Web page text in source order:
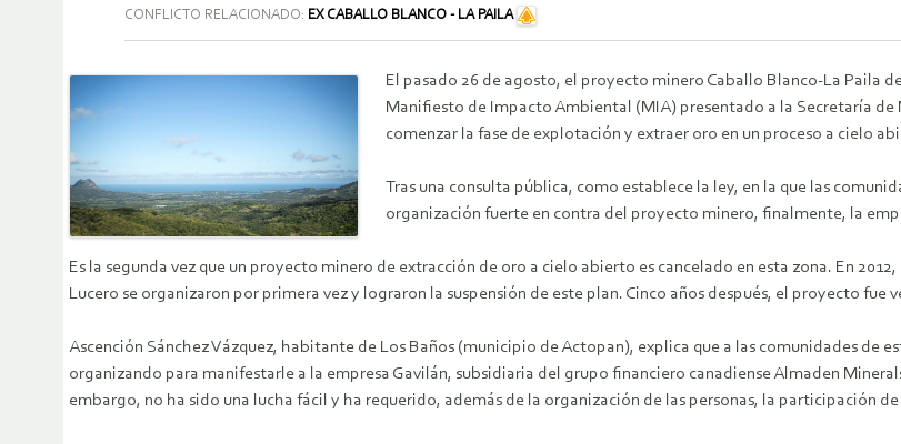
CONFLICTO RELACIONADO: EX CABALLO BLANCO - LA PAILA
El pasado 26 de agosto, el proyecto minero Caballo Blanco-La Paila
Manifiesto de Impacto Ambiental (MIA) presentado a la Secretaría
comenzar la fase de explotación y extraer oro en un proceso a cielo
Tras una consulta pública, como establece la ley, en la que las
organización fuerte en contra del proyecto minero, finalmente, la
Es la segunda vez que un proyecto minero de extracción de oro a cielo abierto es cancelado en esta zona. En
Lucero se organizaron por primera vez y lograron la suspensión de este plan. Cinco años después, el proyecto
Ascención Sánchez Vázquez, habitante de Los Baños (municipio de Actopan), explica que a las comunidades de
organizando para manifestarle a la empresa Gavilán, subsidiaria del grupo financiero canadiense Almaden
embargo, no ha sido una lucha fácil y ha requerido, además de la organización de las personas, la participación